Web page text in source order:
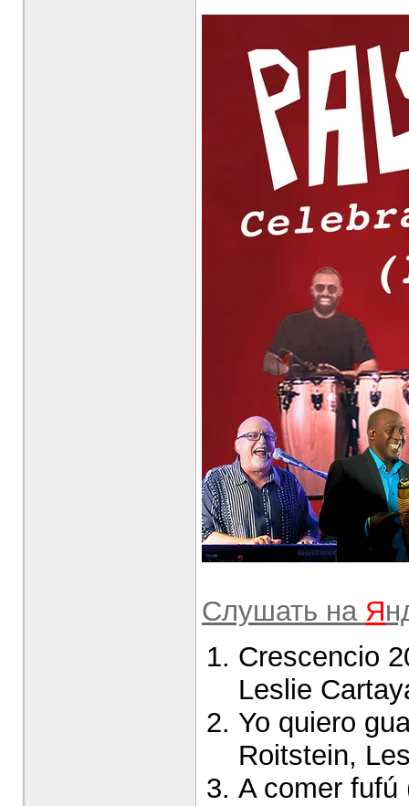
Слушать на Я
Crescencio
Leslie
Yo quiero
Roitstein,
A comer fufú